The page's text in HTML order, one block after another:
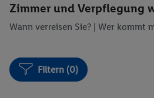
Zimmer und Verpflegung
Wann verreisen Sie? | Wer kommt
Filtern (0)